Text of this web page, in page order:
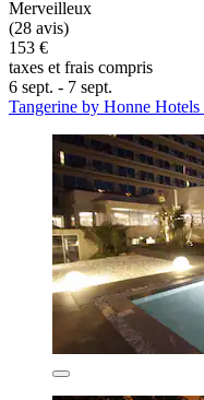
Merveilleux
(28 avis)
153 €
taxes et frais compris
6 sept. - 7 sept.
Tangerine by Honne